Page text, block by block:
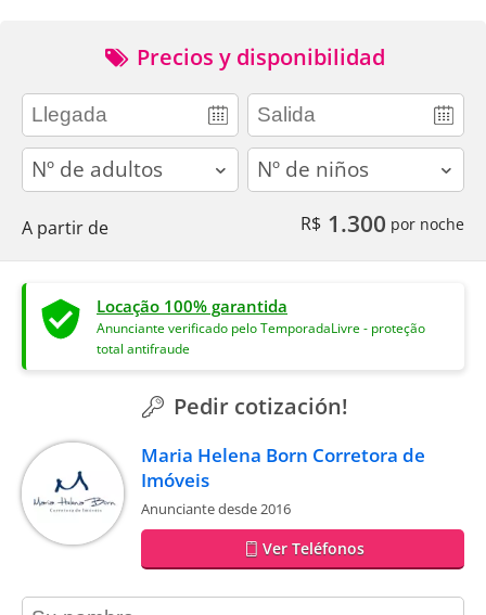
Precios y disponibilidad
adults children
A partir de R$ 1.300 por noche
Locação 100% garantida
Anunciante verificado pelo TemporadaLivre - proteção
total antifraude
Pedir cotización!
Maria Helena Born Corretora de
Imóveis
Anunciante desde 2016
Ver Teléfonos
contact_name